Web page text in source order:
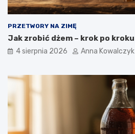
PRZETWORY NA ZIMĘ
Jak zrobić dżem – krok po kroku
4 sierpnia 2026 Anna Kowalczyk